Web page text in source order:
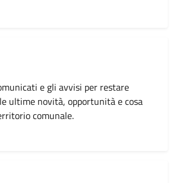
e gli avvisi per restare
ultime novità, opportunità e cosa
comunale.